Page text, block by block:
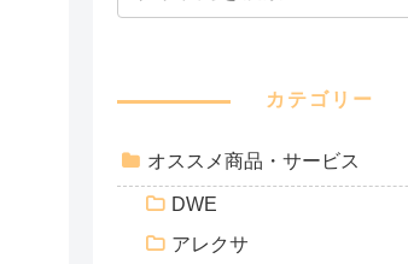
カテゴリー
オススメ商品・サービス
DWE
アレクサ